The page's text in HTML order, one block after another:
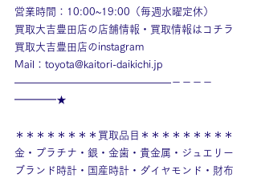
営業時間：10:00~19:00（毎週水曜定休）
買取大吉豊田店の店舗情報・買取情報はコチラ
買取大吉豊田店のinstagram
Mail：toyota@kaitori-daikichi.jp
———————————————－－－－
━━━━★
＊＊＊＊＊＊＊＊買取品目＊＊＊＊＊＊＊＊＊
金・プラチナ・銀・金歯・貴金属・ジュエリー
ブランド時計・国産時計・ダイヤモンド・財布